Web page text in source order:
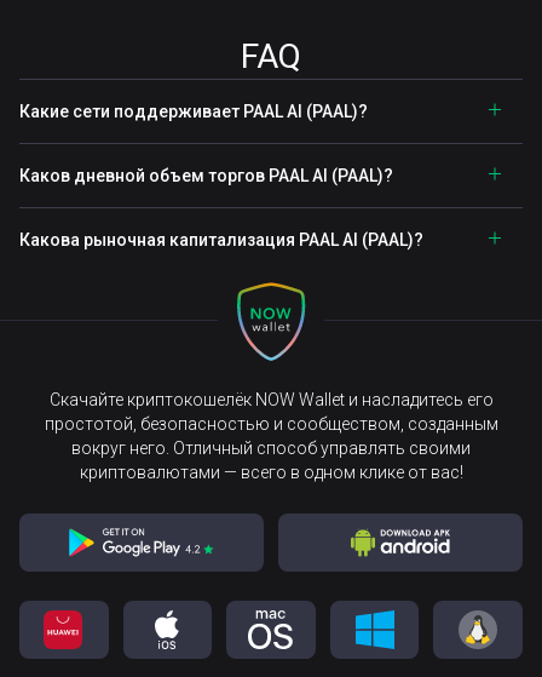
FAQ
Какие сети поддерживает PAAL AI (PAAL)?
Каков дневной объем торгов PAAL AI (PAAL)?
Какова рыночная капитализация PAAL AI (PAAL)?
Скачайте криптокошелёк NOW Wallet и насладитесь его
простотой, безопасностью и сообществом, созданным
вокруг него. Отличный способ управлять своими
криптовалютами — всего в одном клике от вас!